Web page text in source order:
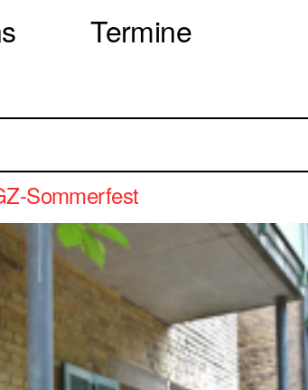
Termine
Sommerfest